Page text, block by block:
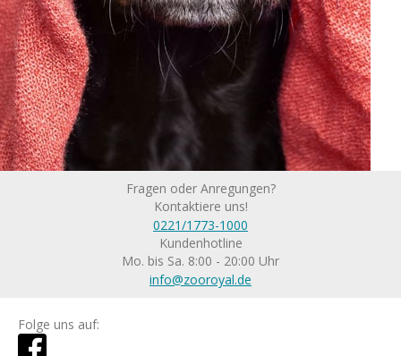
Fragen oder Anregungen?
Kontaktiere uns!
0221/1773-1000
Kundenhotline
Mo. bis Sa. 8:00 - 20:00 Uhr
info@zooroyal.de
Folge uns auf: